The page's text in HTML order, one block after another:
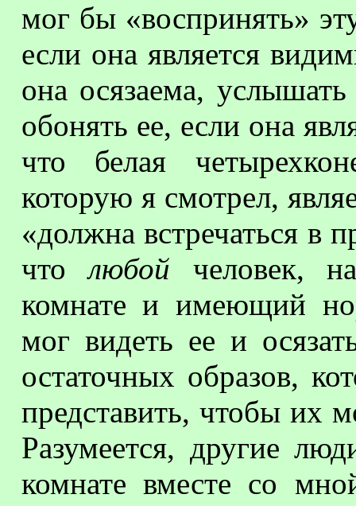
мог бы «воспринять»
если она является
она осязаема,
обонять ее, если она
что белая
которую я смотрел,
«должна встречаться в
чтолюбой человек,
комнате и имеющий
мог видеть ее и
остаточных образов,
представить, чтобы их
Разумеется, другие
комнате вместе со